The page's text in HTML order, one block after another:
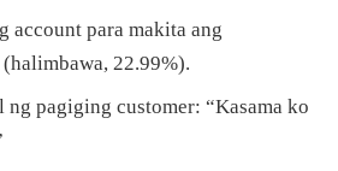
account para makita ang
22.99%).
pagiging customer: “Kasama ko